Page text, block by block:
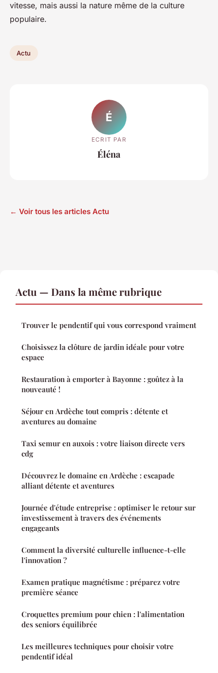
vitesse, mais aussi la nature même de la culture
populaire.
Actu
É
ECRIT PAR
Éléna
← Voir tous les articles Actu
Actu — Dans la même rubrique
Trouver le pendentif qui vous correspond vraiment
Choisissez la clôture de jardin idéale pour votre
espace
Restauration à emporter à Bayonne : goûtez à la
nouveauté !
Séjour en Ardèche tout compris : détente et
aventures au domaine
Taxi semur en auxois : votre liaison directe vers
cdg
Découvrez le domaine en Ardèche : escapade
alliant détente et aventures
Journée d'étude entreprise : optimiser le retour sur
investissement à travers des événements
engageants
Comment la diversité culturelle influence-t-elle
l'innovation ?
Examen pratique magnétisme : préparez votre
première séance
Croquettes premium pour chien : l'alimentation
des seniors équilibrée
Les meilleures techniques pour choisir votre
pendentif idéal